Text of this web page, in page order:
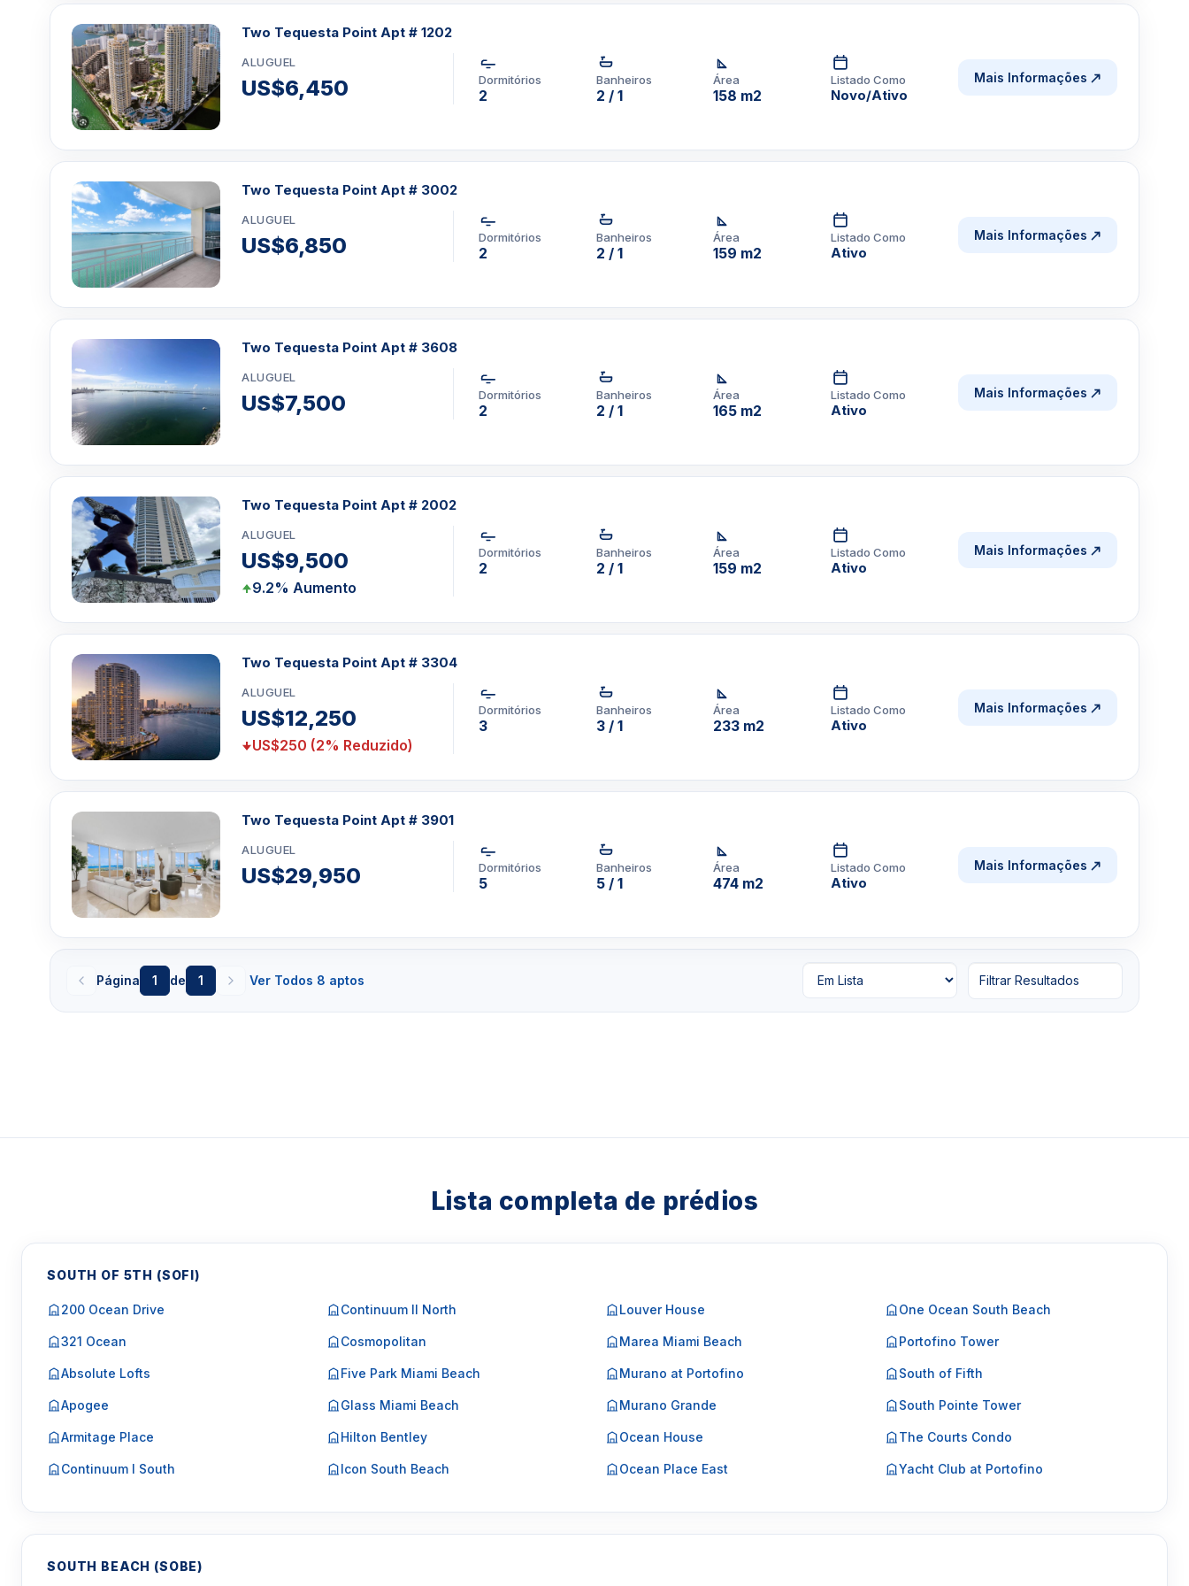
Two Tequesta Point Apt # 1202
ALUGUEL
US$6,450 Dormitórios
2
Banheiros
2 / 1
Área
158 m2
Listado Como
Novo/Ativo
Mais Informações
Two Tequesta Point Apt # 3002
ALUGUEL
US$6,850 Dormitórios
2
Banheiros
2 / 1
Área
159 m2
Listado Como
Ativo
Mais Informações
Two Tequesta Point Apt # 3608
ALUGUEL
US$7,500 Dormitórios
2
Banheiros
2 / 1
Área
165 m2
Listado Como
Ativo
Mais Informações
Two Tequesta Point Apt # 2002
ALUGUEL
US$9,500
9.2% Aumento
Dormitórios
2
Banheiros
2 / 1
Área
159 m2
Listado Como
Ativo
Mais Informações
Two Tequesta Point Apt # 3304
ALUGUEL
US$12,250
US$250 (2% Reduzido)
Dormitórios
3
Banheiros
3 / 1
Área
233 m2
Listado Como
Ativo
Mais Informações
Two Tequesta Point Apt # 3901
ALUGUEL
US$29,950 Dormitórios
5
Banheiros
5 / 1
Área
474 m2
Listado Como
Ativo
Mais Informações
Página 1 de 1 Ver Todos 8 aptos Filtrar Resultados
Lista completa de prédios
SOUTH OF 5TH (SOFI)
200 Ocean Drive
321 Ocean
Absolute Lofts
Apogee
Armitage Place
Continuum I South
Continuum II North
Cosmopolitan
Five Park Miami Beach
Glass Miami Beach
Hilton Bentley
Icon South Beach
Louver House
Marea Miami Beach
Murano at Portofino
Murano Grande
Ocean House
Ocean Place East
One Ocean South Beach
Portofino Tower
South of Fifth
South Pointe Tower
The Courts Condo
Yacht Club at Portofino
SOUTH BEACH (SOBE)